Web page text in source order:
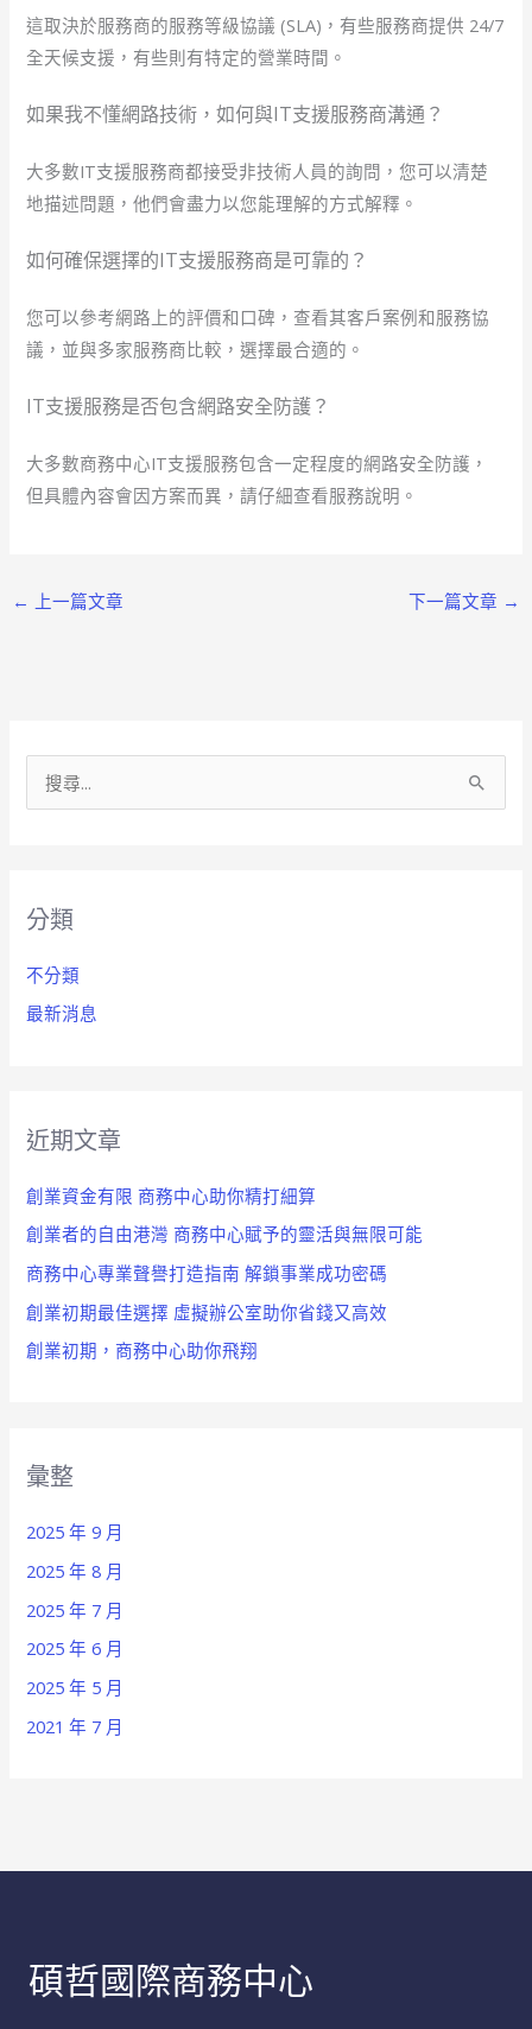
這取決於服務商的服務等級協議 (SLA)，有些服務商提供 24/7
全天候支援，有些則有特定的營業時間。
如果我不懂網路技術，如何與IT支援服務商溝通？
大多數IT支援服務商都接受非技術人員的詢問，您可以清楚
地描述問題，他們會盡力以您能理解的方式解釋。
如何確保選擇的IT支援服務商是可靠的？
您可以參考網路上的評價和口碑，查看其客戶案例和服務協
議，並與多家服務商比較，選擇最合適的。
IT支援服務是否包含網路安全防護？
大多數商務中心IT支援服務包含一定程度的網路安全防護，
但具體內容會因方案而異，請仔細查看服務說明。
← 上一篇文章 下一篇文章 →
字
分類
不分類
最新消息
近期文章
創業資金有限 商務中心助你精打細算
創業者的自由港灣 商務中心賦予的靈活與無限可能
商務中心專業聲譽打造指南 解鎖事業成功密碼
創業初期最佳選擇 虛擬辦公室助你省錢又高效
創業初期，商務中心助你飛翔
彙整
2025 年 9 月
2025 年 8 月
2025 年 7 月
2025 年 6 月
2025 年 5 月
2021 年 7 月
碩哲國際商務中心